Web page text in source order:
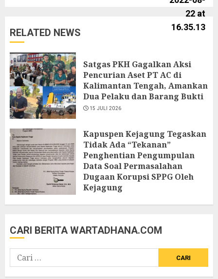
RELATED NEWS
Satgas PKH Gagalkan Aksi
Pencurian Aset PT AC di
Kalimantan Tengah, Amankan
Dua Pelaku dan Barang Bukti
15 JULI 2026
Kapuspen Kejagung Tegaskan
Tidak Ada “Tekanan”
Penghentian Pengumpulan
Data Soal Permasalahan
Dugaan Korupsi SPPG Oleh
Kejagung
CARI BERITA WARTADHANA.COM
Cari
untuk: